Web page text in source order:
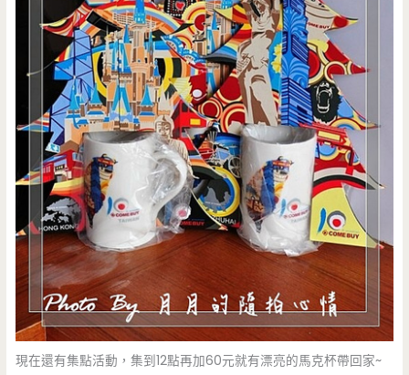
現在還有集點活動，集到12點再加60元就有漂亮的馬克杯帶回家~